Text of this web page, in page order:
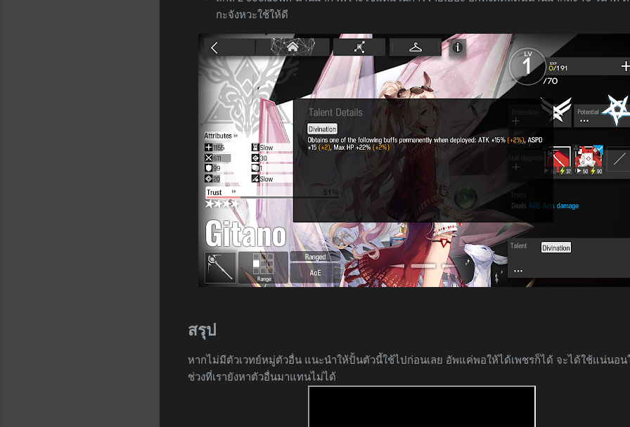
กะจังหวะใช้ให้ดี
สรุป
หากไม่มีตัวเวทย์หมู่ตัวอื่น แนะนำให้ปั้นตัวนี้ใช้ไปก่อนเลย อัพแค่พอให้ได้เพชรก็ได้ จะได้ใช้แน่นอน
ช่วงที่เรายังหาตัวอื่นมาแทนไม่ได้